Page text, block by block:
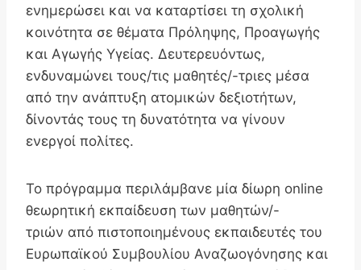
ενημερώσει και να καταρτίσει τη σχολική
κοινότητα σε θέματα Πρόληψης, Προαγωγής
και Αγωγής Υγείας. Δευτερευόντως,
ενδυναμώνει τους/τις μαθητές/-τριες μέσα
από την ανάπτυξη ατομικών δεξιοτήτων,
δίνοντάς τους τη δυνατότητα να γίνουν
ενεργοί πολίτες.
Το πρόγραμμα περιλάμβανε μία δίωρη online
θεωρητική εκπαίδευση των μαθητών/-
τριών από πιστοποιημένους εκπαιδευτές του
Ευρωπαϊκού Συμβουλίου Αναζωογόνησης και